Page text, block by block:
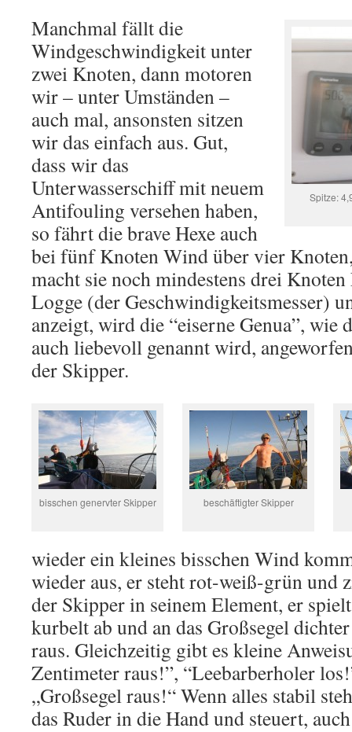
Spitze:
Manchmal fällt die
Windgeschwindigkeit unter
zwei Knoten, dann motoren
wir – unter Umständen –
auch mal, ansonsten sitzen
wir das einfach aus. Gut,
dass wir das
Unterwasserschiff mit neuem
Antifouling versehen haben,
so fährt die brave Hexe auch
bei fünf Knoten Wind über vier
macht sie noch mindestens drei
Logge (der Geschwindigkeitsmesser)
anzeigt, wird die “eiserne Genua”, wie
auch liebevoll genannt wird,
der Skipper.
bisschen genervter Skipper beschäftigter Skipper
wieder ein kleines bisschen Wind
wieder aus, er steht rot-weiß-grün und
der Skipper in seinem Element, er
kurbelt ab und an das Großsegel
raus. Gleichzeitig gibt es kleine
Zentimeter raus!”, “Leebarberholer
„Großsegel raus!“ Wenn alles stabil
das Ruder in die Hand und steuert,